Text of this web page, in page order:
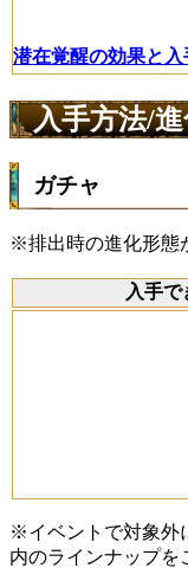
潜在覚醒の効果と入
入手方法/
ガチャ
※排出時の進化形態
入手で
※イベントで対象外
内のラインナップを